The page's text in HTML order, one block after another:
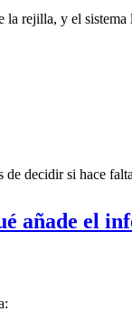
rejilla, y el
de decidir si hace
añade el